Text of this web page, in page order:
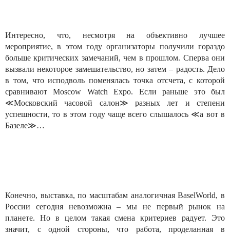
Интересно, что, несмотря на объективно лучшее
мероприятие, в этом году организаторы получили гораздо
больше критических замечаний, чем в прошлом. Сперва они
вызвали некоторое замешательство, но затем – радость. Дело
в том, что исподволь поменялась точка отсчета, с которой
сравнивают Moscow Watch Expo. Если раньше это был
≪Московский часовой салон≫ разных лет и степени
успешности, то в этом году чаще всего слышалось ≪а вот в
Базеле≫…
Конечно, выставка, по масштабам аналогичная BaselWorld, в
России сегодня невозможна – мы не первый рынок на
планете. Но в целом такая смена критериев радует. Это
значит, с одной стороны, что работа, проделанная в